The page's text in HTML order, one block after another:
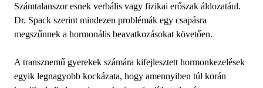
Számtalanszor esnek verbális vagy fizikai erőszak áldozatául.
Dr. Spack szerint mindezen problémák egy csapásra
megszűnnek a hormonális beavatkozásokat követően.
A transznemű gyerekek számára kifejlesztett hormonkezelések
egyik legnagyobb kockázata, hogy amennyiben túl korán